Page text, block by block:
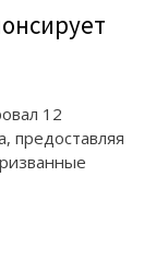
12
предоставляя